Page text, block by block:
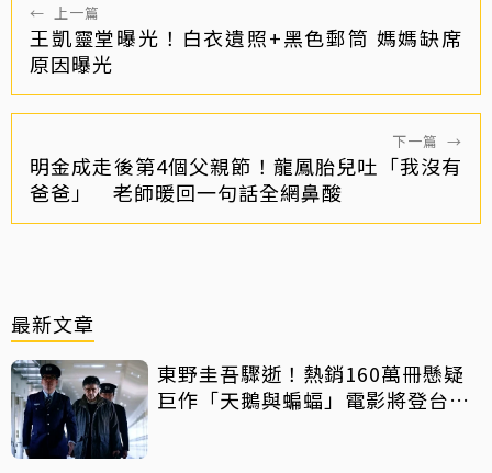
← 上一篇
王凱靈堂曝光！白衣遺照+黑色郵筒 媽媽缺席
原因曝光
下一篇 →
明金成走後第4個父親節！龍鳳胎兒吐「我沒有
爸爸」 老師暖回一句話全網鼻酸
最新文章
東野圭吾驟逝！熱銷160萬冊懸疑
巨作「天鵝與蝙蝠」電影將登台上